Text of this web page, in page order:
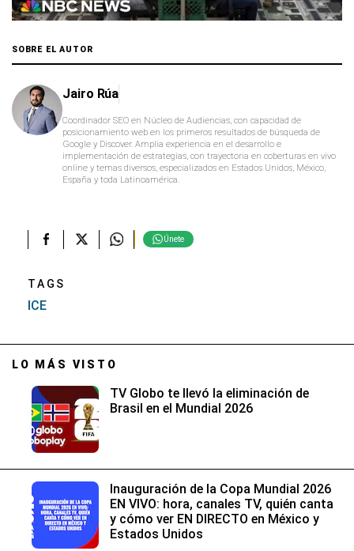
SOBRE EL AUTOR
Jairo Rúa
Coordinador SEO en Núcleo de Audiencias, con capacidad de
posicionamiento web en los primeros resultados de búsqueda de
Google y Discover. Amplia experiencia en el desarrollo e
implementación de estrategias, con trayectoria en coberturas en vivo
online y temas diversos, especializados en Estados Unidos, México,
España y toda Latinoamérica.
Únete
TAGS
ICE
LO MÁS VISTO
TV Globo te llevó la eliminación de
Brasil en el Mundial 2026
Inauguración de la Copa Mundial 2026
EN VIVO: hora, canales TV, quién canta
y cómo ver EN DIRECTO en México y
Estados Unidos